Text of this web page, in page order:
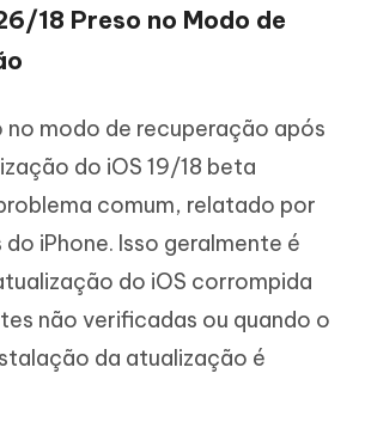
18 Preso no Modo de
no modo de recuperação após
do iOS 19/18 beta
comum, relatado por
iPhone. Isso geralmente é
do iOS corrompida
não verificadas ou quando o
da atualização é